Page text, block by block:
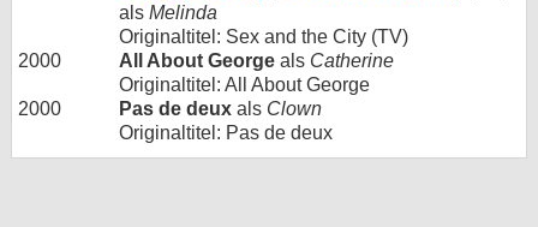
als Melinda
Originaltitel: Sex and the City (TV)
2000
All About George als Catherine
Originaltitel: All About George
2000
Pas de deux als Clown
Originaltitel: Pas de deux